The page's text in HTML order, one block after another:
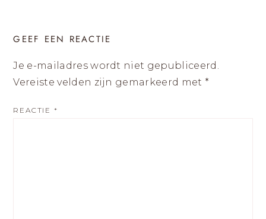
GEEF EEN REACTIE
Je e-mailadres wordt niet gepubliceerd.
Vereiste velden zijn gemarkeerd met *
REACTIE *